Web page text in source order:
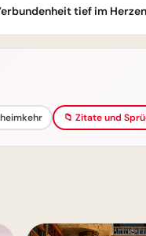
tief im
📁 Zitate und